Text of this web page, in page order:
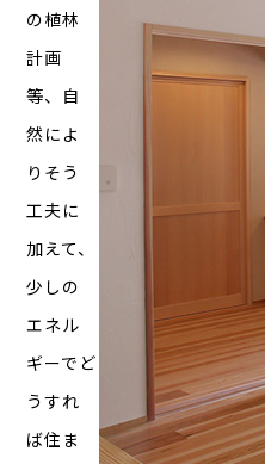
の植林
計画
等、自
然によ
りそう
工夫に
加えて、
少しの
エネル
ギーでど
うすれ
ば住ま